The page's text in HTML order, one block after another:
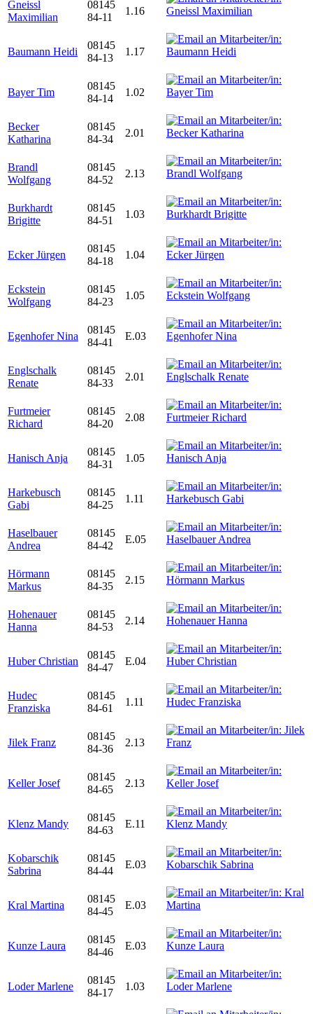
Gneissl
Maximilian
08145
84-11
1.16
Baumann Heidi
08145
84-13
1.17
Bayer Tim
08145
84-14
1.02
Becker
Katharina
08145
84-34
2.01
Brandl
Wolfgang
08145
84-52
2.13
Burkhardt
Brigitte
08145
84-51
1.03
Ecker Jürgen
08145
84-18
1.04
Eckstein
Wolfgang
08145
84-23
1.05
Egenhofer Nina
08145
84-41
E.03
Englschalk
Renate
08145
84-33
2.01
Furtmeier
Richard
08145
84-20
2.08
Hanisch Anja
08145
84-31
1.05
Harkebusch
Gabi
08145
84-25
1.11
Haselbauer
Andrea
08145
84-42
E.05
Hörmann
Markus
08145
84-35
2.15
Hohenauer
Hanna
08145
84-53
2.14
Huber Christian
08145
84-47
E.04
Hudec
Franziska
08145
84-61
1.11
Jilek Franz
08145
84-36
2.13
Keller Josef
08145
84-65
2.13
Klenz Mandy
08145
84-63
E.11
Kobarschik
Sabrina
08145
84-44
E.03
Kral Martina
08145
84-45
E.03
Kunze Laura
08145
84-46
E.03
Loder Marlene
08145
84-17
1.03